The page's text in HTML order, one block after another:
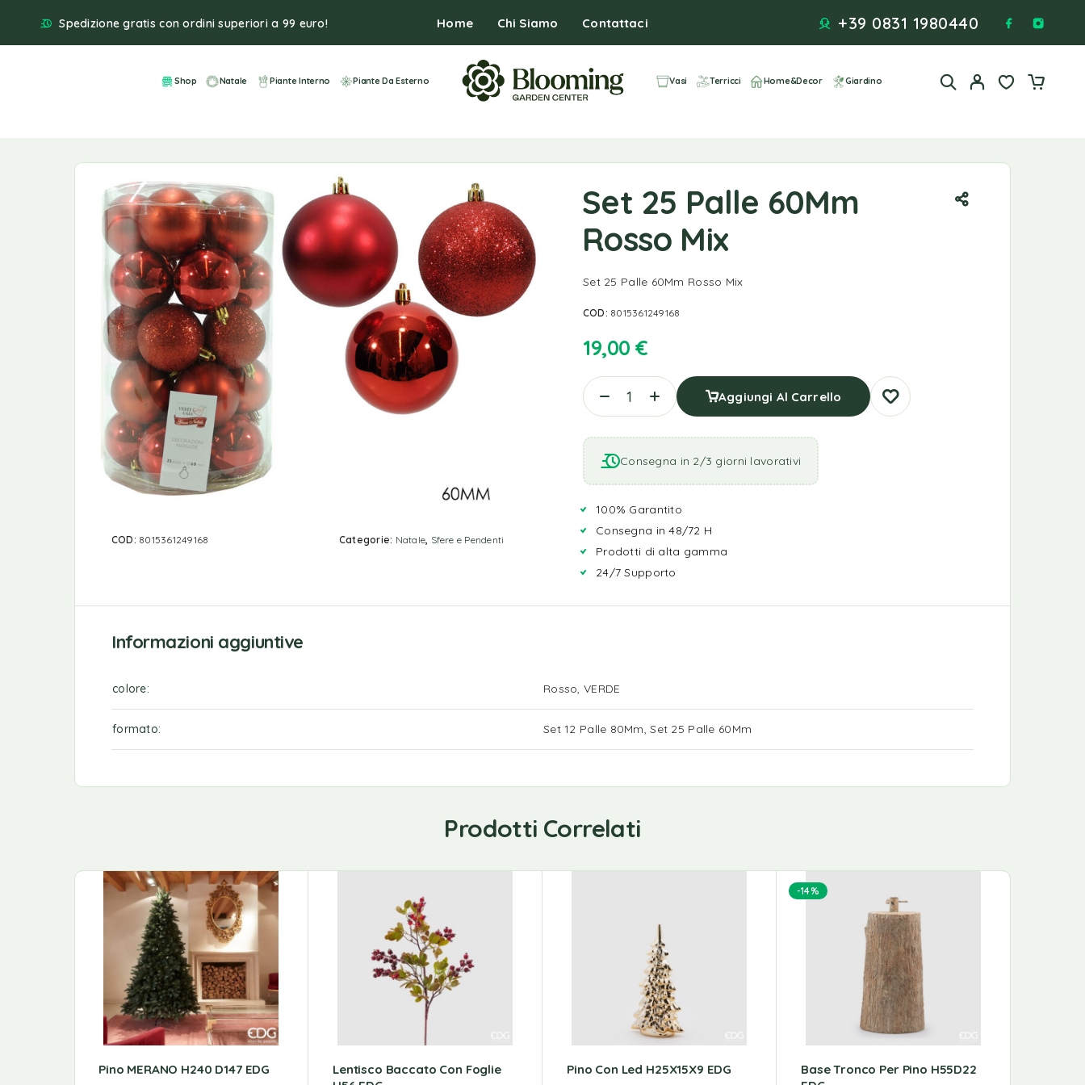
Spedizione gratis con ordini superiori a 99 euro! Home Chi Siamo Contattaci +39 0831 1980440
Shop Natale Piante Interno Piante Da Esterno Vasi Terricci Home&Decor Giardino
COD: 8015361249168 Categorie: Natale, Sfere e Pendenti
Set 25 Palle 60Mm
Rosso Mix
Set 25 Palle 60Mm Rosso Mix
COD: 8015361249168
19,00 €
Aggiungi Al Carrello
Consegna in 2/3 giorni lavorativi
100% Garantito
Consegna in 48/72 H
Prodotti di alta gamma
24/7 Supporto
Informazioni aggiuntive
colore Rosso, VERDE
formato Set 12 Palle 80Mm, Set 25 Palle 60Mm
Prodotti Correlati
Pino MERANO H240 D147 EDG
Lentisco Baccato Con Foglie
Pino Con Led H25X15X9 EDG
-14%
Base Tronco Per Pino H55D22